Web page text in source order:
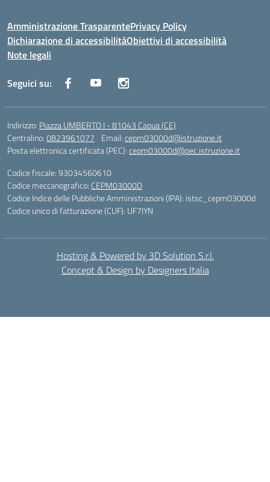
Amministrazione TrasparentePrivacy Policy
Dichiarazione di accessibilitàObiettivi di accessibilità
Note legali
Seguici su:
Indirizzo: Piazza UMBERTO I - 81043 Capua (CE)
Centralino:0823961077 Email:cepm03000d@istruzione.it
Posta elettronica certificata (PEC):cepm03000d@pec.istruzione.it
Codice fiscale: 93034560610
Codice meccanografico: CEPM03000D
Codice Indice delle Pubbliche Amministrazioni (IPA): istsc_cepm03000d
Codice unico di fatturazione (CUF): UF7IYN
Hosting & Powered by 3D Solution S.r.l.
Concept & Design by Designers Italia